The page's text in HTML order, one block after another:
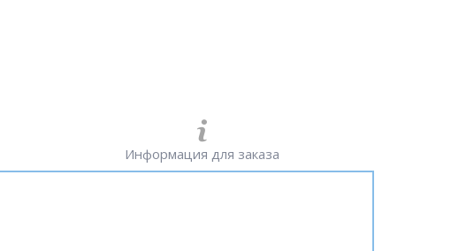
Информация для заказа